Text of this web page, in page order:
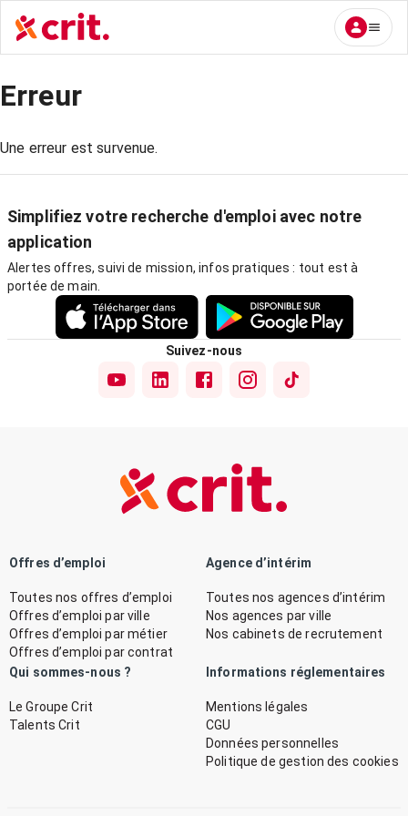
Erreur
Une erreur est survenue.
Simplifiez votre recherche d'emploi avec notre
application
Alertes offres, suivi de mission, infos pratiques : tout est à
portée de main.
Suivez-nous
Offres d’emploi
Toutes nos offres d’emploi
Offres d’emploi par ville
Offres d’emploi par métier
Offres d’emploi par contrat
Agence d’intérim
Toutes nos agences d’intérim
Nos agences par ville
Nos cabinets de recrutement
Qui sommes-nous ?
Le Groupe Crit
Talents Crit
Informations réglementaires
Mentions légales
CGU
Données personnelles
Politique de gestion des cookies